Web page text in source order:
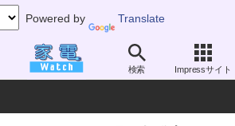
Powered by Translate
検索 Impressサイト
電 アウトドア 電動自転車